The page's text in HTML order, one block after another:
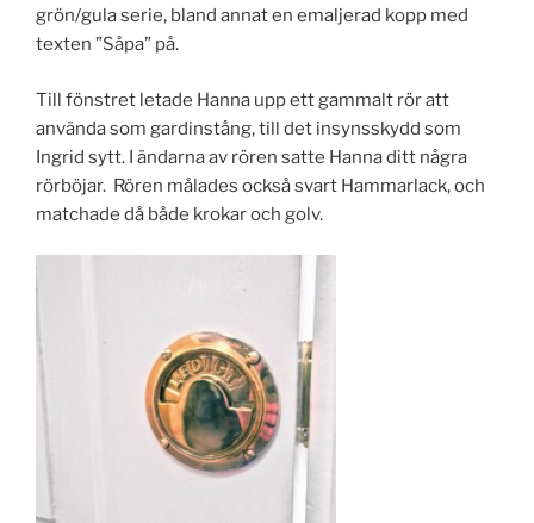
grön/gula serie, bland annat en emaljerad kopp med
texten ”Såpa” på.
Till fönstret letade Hanna upp ett gammalt rör att
använda som gardinstång, till det insynsskydd som
Ingrid sytt. I ändarna av rören satte Hanna ditt några
rörböjar. Rören målades också svart Hammarlack, och
matchade då både krokar och golv.